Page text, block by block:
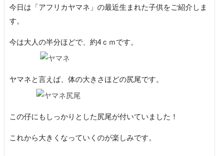
今日は「アフリカヤマネ」の最近生まれた子供をご紹介しま
す。
今は大人の半分ほどで、約4ｃｍです。
ヤマネと言えば、体の大きさほどの尻尾です。
この仔にもしっかりとした尻尾が付いていました！
これから大きくなっていくのが楽しみです。